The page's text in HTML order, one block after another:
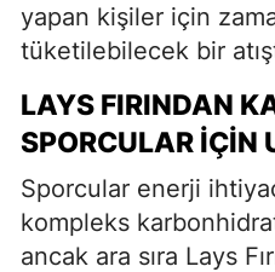
yapan kişiler için
tüketilebilecek bir
LAYS FIRINDAN
SPORCULAR İÇIN
Sporcular enerji
kompleks
ancak ara sıra Lays